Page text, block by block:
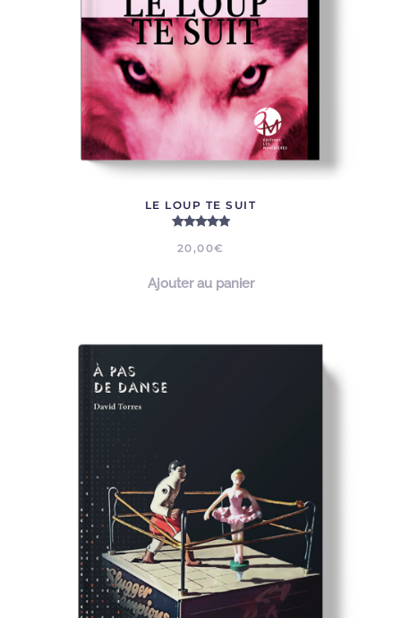
LE LOUP TE SUIT
Note
20,00€
Ajouter au panier